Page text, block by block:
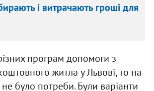
і витрачають гроші для
програм допомоги з
житла у Львові, то на
було потреби. Були варіанти